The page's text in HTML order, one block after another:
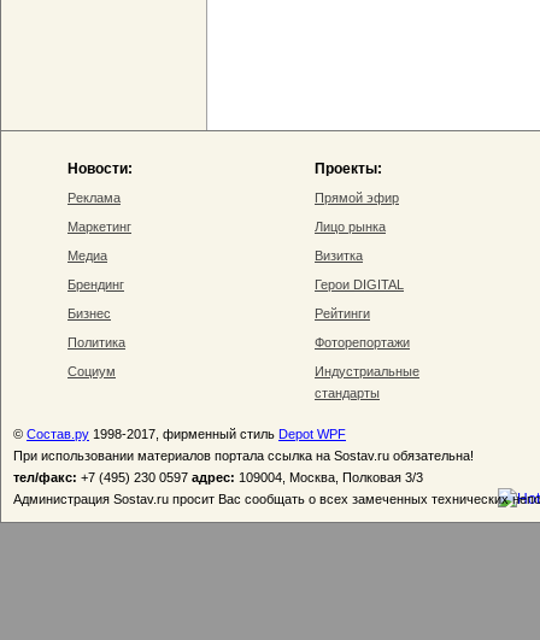
Новости:
Реклама
Маркетинг
Медиа
Брендинг
Бизнес
Политика
Социум
Проекты:
Прямой эфир
Лицо рынка
Визитка
Герои DIGITAL
Рейтинги
Фоторепортажи
Индустриальные
стандарты
© Состав.ру 1998-2017, фирменный стиль Depot WPF
При использовании материалов портала ссылка на Sostav.ru обязательна!
тел/факс: +7 (495) 230 0597 адрес: 109004, Москва, Полковая 3/3
Администрация Sostav.ru просит Вас сообщать о всех замеченных технических